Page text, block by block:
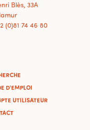
Blès, 33A
(0)81 74 46 80
D'EMPLOI
UTILISATEUR